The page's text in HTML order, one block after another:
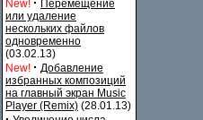
New!
Перемещение
или удаление
нескольких файлов
одновременно
(03.02.13)
New! · Добавление
избранных композиций
на главный экран Music
Player (Remix) (28.01.13)